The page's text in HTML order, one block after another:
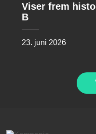
Viser frem
B
23. juni 2026